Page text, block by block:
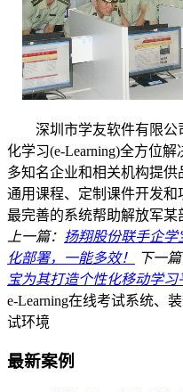
深圳市学友软件有限公司
化学习(e-Learning)全方位
多知名企业和相关机构提供
通用课程、定制课件开发
最完善的系统帮助解放军某
上一篇： 扬翔股份联手企
化部署，一能多效！
下一篇
宝为其打造个性化移动学习
e-Learning在线考试系统、
试环境
最新案例